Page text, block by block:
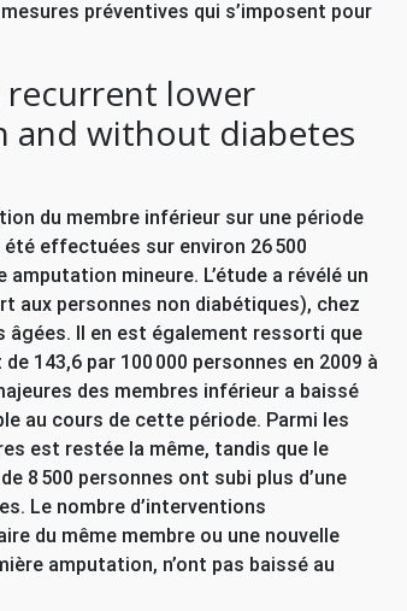
préventives qui s’imposent pour
lower
and without diabetes
du membre inférieur sur une période
été effectuées sur environ 26 500
mineure. L’étude a révélé un
aux personnes non diabétiques), chez
Il en est également ressorti que
143,6 par 100 000 personnes en 2009 à
des membres inférieur a baissé
au cours de cette période. Parmi les
est restée la même, tandis que le
8 500 personnes ont subi plus d’une
Le nombre d’interventions
du même membre ou une nouvelle
amputation, n’ont pas baissé au